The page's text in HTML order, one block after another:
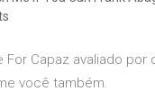
For Capaz avaliado
você também.